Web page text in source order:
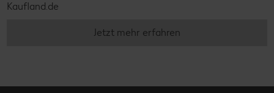
Kaufland.de
Jetzt mehr erfahren